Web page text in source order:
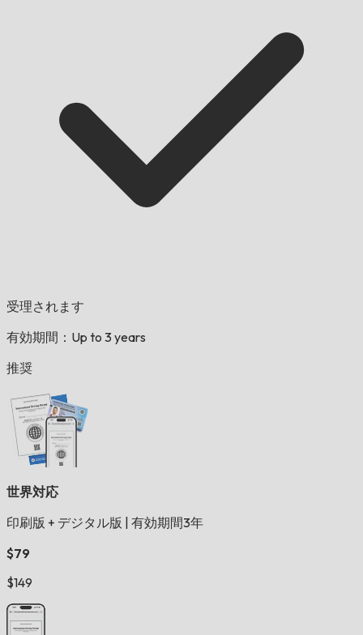
受理されます
有効期間：Up to 3 years
推奨
世界対応
印刷版 + デジタル版
有効期間3年
$79
$149